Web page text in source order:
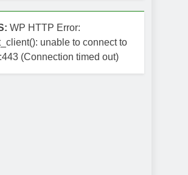
WP HTTP Error:
unable to connect to
(Connection timed out)